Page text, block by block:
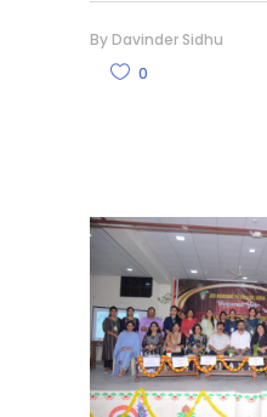
By Davinder Sidhu
0